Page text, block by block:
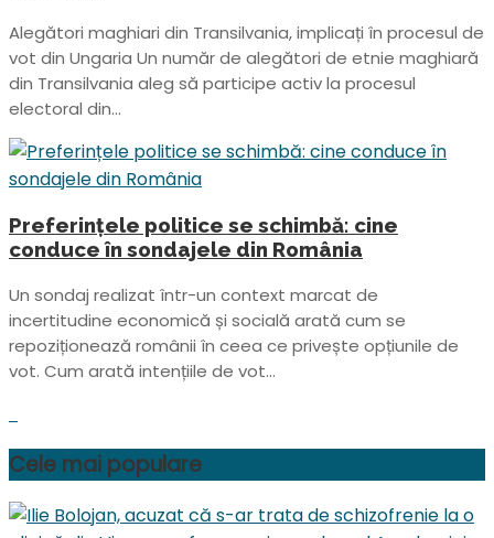
Alegători maghiari din Transilvania, implicați în procesul de
vot din Ungaria Un număr de alegători de etnie maghiară
din Transilvania aleg să participe activ la procesul
electoral din...
Preferințele politice se schimbă: cine
conduce în sondajele din România
Un sondaj realizat într-un context marcat de
incertitudine economică și socială arată cum se
repoziționează românii în ceea ce privește opțiunile de
vot. Cum arată intențiile de vot...
Cele mai populare